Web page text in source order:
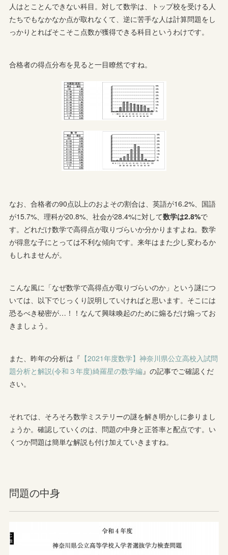
人はとことんできない科目。対して数学は、トップ校を受ける人
たちでもなかなか点が取れなくて、逆に苦手な人は計算問題をし
っかりとればそこそこ点数が獲得できる科目というわけです。
合格者の得点分布を見ると一目瞭然ですね。
なお、合格者の90点以上のおよその割合は、英語が16.2%、国語
が15.7%、理科が20.8%、社会が28.4%に対して数学は2.8%で
す。どれだけ数学で高得点が取りづらいか分かりますよね。数学
が得意な子にとっては不利な傾向です。来年はまた少し変わるか
もしれませんが。
こんな風に「なぜ数学で高得点が取りづらいのか」という謎につ
いては、以下でじっくり説明していければと思います。そこには
恐るべき秘密が…！！なんて興味喚起のために煽るだけ煽ってお
きましょう。
また、昨年の分析は『 【2021年度数学】神奈川県公立高校入試問
題分析と解説(令和３年度)綺羅星の数学編』の記事でご確認くだ
さい。
それでは、そろそろ数学ミステリーの謎を解き明かしに参りまし
ょうか。確認していくのは、問題の中身と正答率と配点です。い
くつか問題は簡単な解説も付け加えていきますね。
問題の中身